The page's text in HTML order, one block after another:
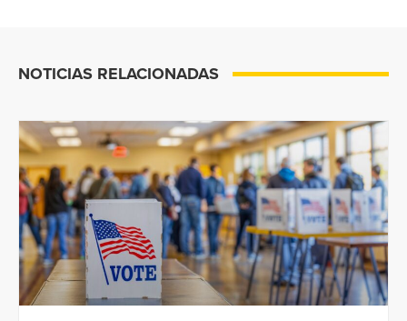
NOTICIAS RELACIONADAS